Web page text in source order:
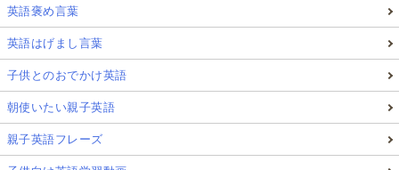
英語褒め言葉
英語はげまし言葉
子供とのおでかけ英語
朝使いたい親子英語
親子英語フレーズ